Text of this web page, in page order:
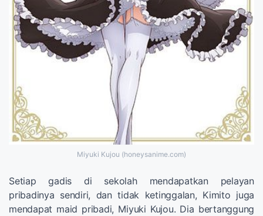
Miyuki Kujou (honeysanime.com)
Setiap gadis di sekolah mendapatkan pelayan
pribadinya sendiri, dan tidak ketinggalan, Kimito juga
mendapat maid pribadi, Miyuki Kujou. Dia bertanggung